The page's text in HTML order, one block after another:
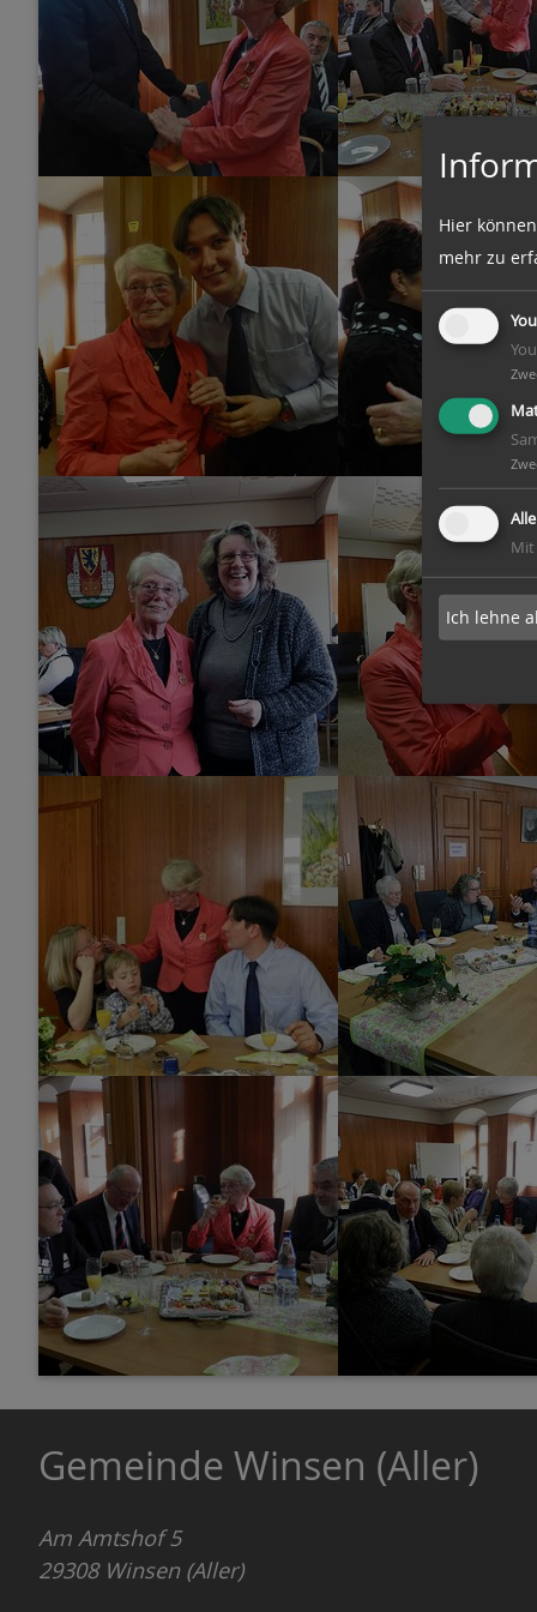
Gemeinde Winsen (Aller)
Am Amtshof 5
29308 Winsen (Aller)
Hier
mehr zu
Mit
Ich lehne